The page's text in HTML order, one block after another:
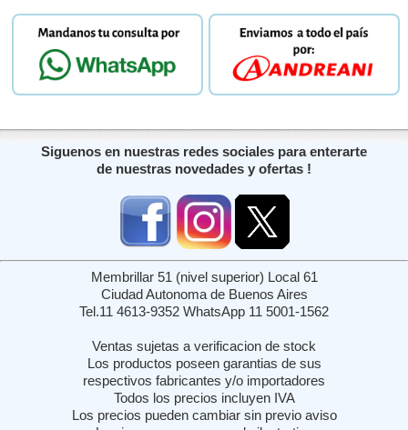
Siguenos en nuestras redes sociales para enterarte
de nuestras novedades y ofertas !
Membrillar 51 (nivel superior) Local 61
Ciudad Autonoma de Buenos Aires
Tel.11 4613-9352 WhatsApp 11 5001-1562
Ventas sujetas a verificacion de stock
Los productos poseen garantias de sus
respectivos fabricantes y/o importadores
Todos los precios incluyen IVA
Los precios pueden cambiar sin previo aviso